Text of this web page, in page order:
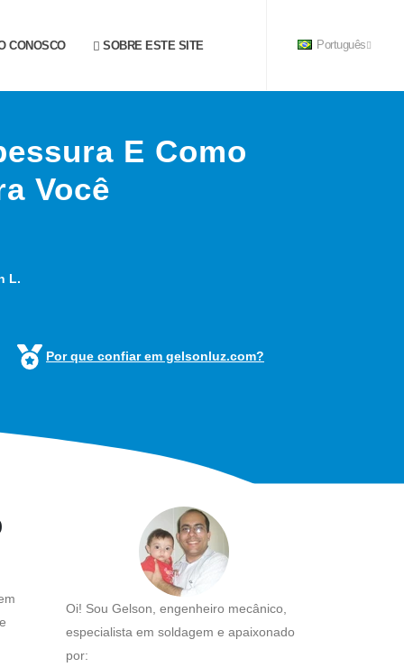
CONOSCO SOBRE ESTE SITE Português
E Como
Você
L.
Por que confiar em gelsonluz.com?
Oi! Sou Gelson, engenheiro mecânico,
especialista em soldagem e apaixonado
por: